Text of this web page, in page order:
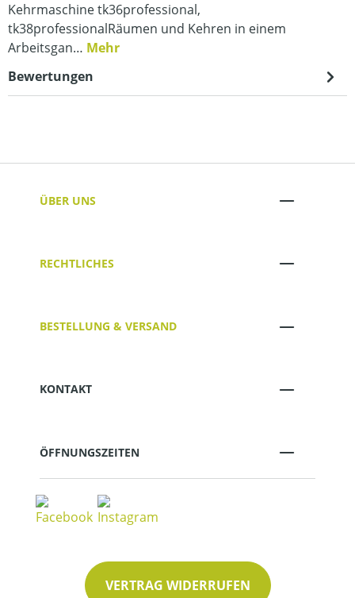
Kehrmaschine tk36professional,
tk38professionalRäumen und Kehren in einem
Arbeitsgan… Mehr
Bewertungen
ÜBER UNS
RECHTLICHES
BESTELLUNG & VERSAND
KONTAKT
ÖFFNUNGSZEITEN
VERTRAG WIDERRUFEN